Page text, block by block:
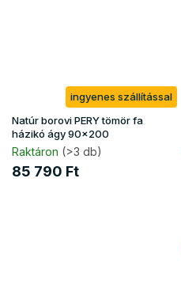
ingyenes szállítással
Natúr borovi PERY tömör fa
házikó ágy 90x200
Raktáron (>3 db)
85 790 Ft